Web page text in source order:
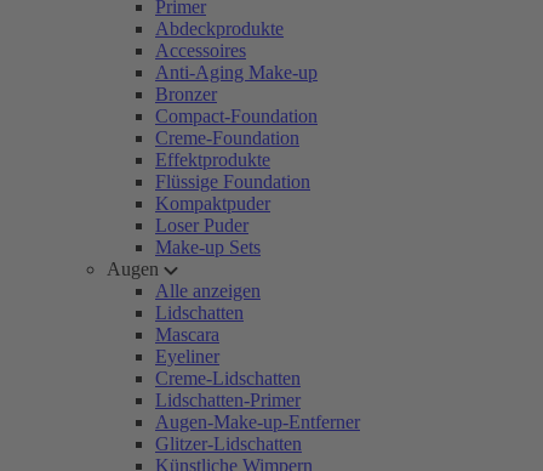
Primer
Abdeckprodukte
Accessoires
Anti-Aging Make-up
Bronzer
Compact-Foundation
Creme-Foundation
Effektprodukte
Flüssige Foundation
Kompaktpuder
Loser Puder
Make-up Sets
Augen
Alle anzeigen
Lidschatten
Mascara
Eyeliner
Creme-Lidschatten
Lidschatten-Primer
Augen-Make-up-Entferner
Glitzer-Lidschatten
Künstliche Wimpern